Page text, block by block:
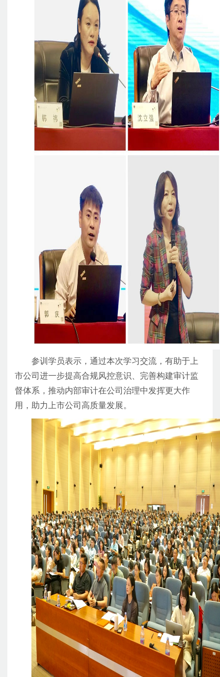
参训学员表示，通过本次学习交流，有助于上
市公司进一步提高合规风控意识、完善构建审计监
督体系，推动内部审计在公司治理中发挥更大作
用，助力上市公司高质量发展。